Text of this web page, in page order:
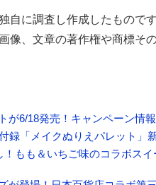
自に調査し作成したものです
像、文章の著作権や商標そ
6/18発売！キャンペーン情報
録「メイクぬりえパレット」
！もも＆いちご味のコラボス